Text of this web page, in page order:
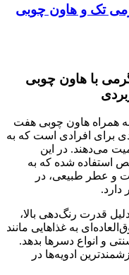
زعفران سوپر نگین ۵ گرمی با هاون چوبی
سوپر نگین ۵ گرمی به همراه هاون چوبی هفت
برای افرادی است که به
می‌دهند. در این
استفاده شده که به
و عطر طبیعی، در
دارد.
قدرت رنگ‌دهی بالا،
به غذاهایی مانند
و انواع دسرها بدهد.
ادویه‌ها در